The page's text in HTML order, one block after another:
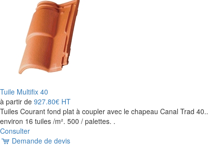
Tuile Multifix 40
à partir de 927.80€ HT
Tuiles Courant fond plat à coupler avec le chapeau Canal Trad 40..
environ 16 tuiles /m². 500 / palettes. .
Consulter
Demande de devis